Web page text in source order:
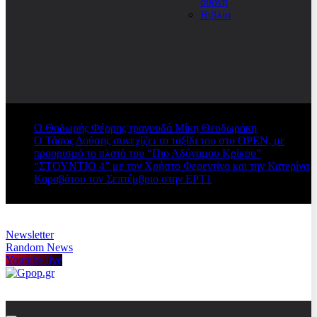
Βιβλία
Ο Θοδωρής Φέρρης τραγουδά Μίκη Θεοδωράκη
Ο Τάσος Δούσης συνεχίζει το ταξίδι του στο OPEN, με
προορισμό το πλατό του “Πιο Αδύναμου Κρίκου”
“ΣΤΟΥΝΤΙΟ 4” με τον Χρήστο Φερεντίνο και την Κατερίνα
Καραβάτου τον Σεπτέμβριο στην ΕΡΤ1
Newsletter
Random News
Youtube live